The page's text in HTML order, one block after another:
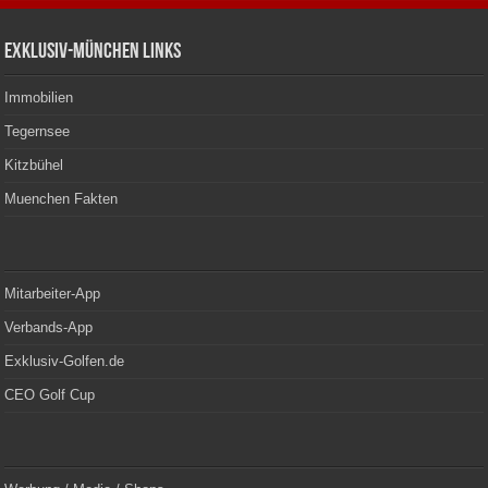
Exklusiv-München Links
Immobilien
Tegernsee
Kitzbühel
Muenchen Fakten
Mitarbeiter-App
Verbands-App
Exklusiv-Golfen.de
CEO Golf Cup